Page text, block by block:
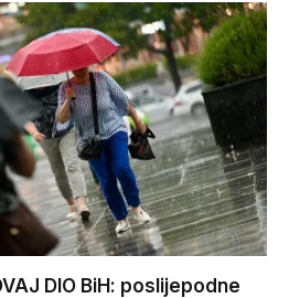
DIO BiH: poslijepodne